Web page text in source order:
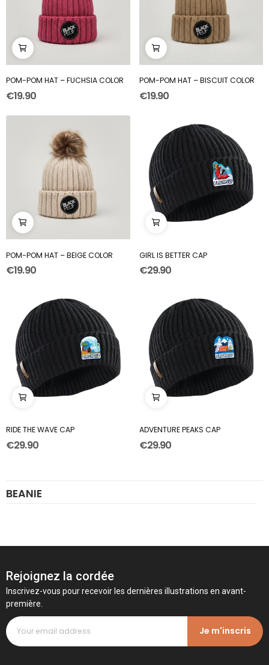
BEANIE
POM-POM HAT – FUCHSIA COLOR
€19.90
POM-POM HAT – BISCUIT COLOR
€19.90
POM-POM HAT – BEIGE COLOR
€19.90
GIRL IS BETTER CAP
€29.90
RIDE THE WAVE CAP
€29.90
ADVENTURE PEAKS CAP
€29.90
Rejoignez la cordée
Inscrivez-vous pour recevoir les dernières illustrations en avant-
première.
Je m'inscris